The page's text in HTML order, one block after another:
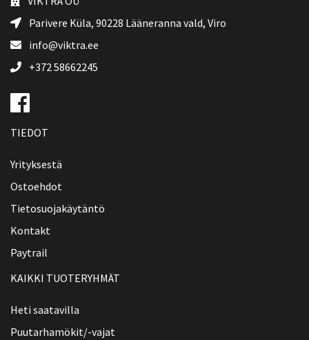
Parivere Küla, 90228 Lääneranna vald, Viro
info@viktra.ee
+372 58662245
TIEDOT
Yrityksestä
Ostoehdot
Tietosuojakäytäntö
Kontakt
Paytrail
KAIKKI TUOTERYHMÄT
Heti saatavilla
Puutarhamökit/-vajat